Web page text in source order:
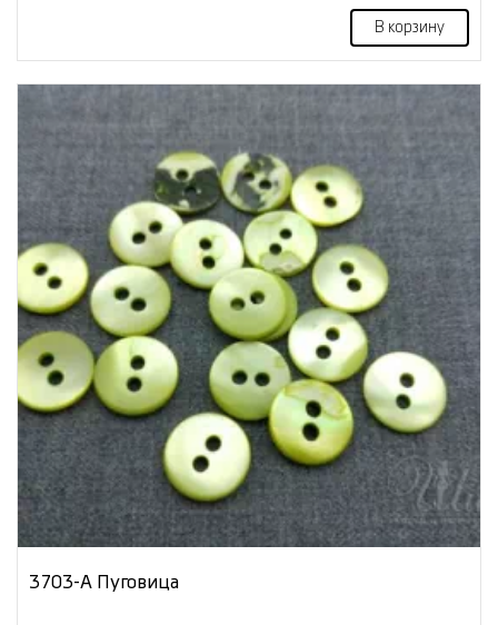
В корзину
3703-А Пуговица